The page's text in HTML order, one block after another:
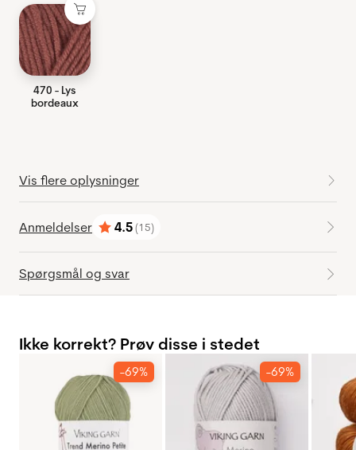
470 - Lys
bordeaux
Vis flere oplysninger
Anmeldelser
Vurdering:
4.5(15)
ud af 5 stjerner
Spørgsmål og svar
Ikke korrekt? Prøv disse i stedet
-69% -69%